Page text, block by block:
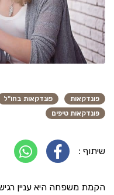
פונדקאות פונדקאות בחו"ל
פונדקאות טיפים
שיתוף :
הקמת משפחה היא עניין